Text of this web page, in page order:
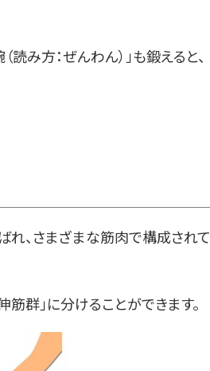
み方：ぜんわん）」も鍛えると、
れ、さまざまな筋肉で構成されて
群」に分けることができます。